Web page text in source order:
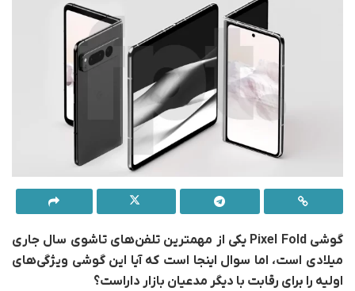
گوشی Pixel Fold یکی از مهمترین تلفن‌های تاشوی سال جاری
میلادی است، اما سوال اینجا است که آیا این گوشی ویژگی‌های
اولیه را برای رقابت با دیگر مدعیان بازار داراست؟